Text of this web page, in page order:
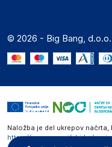
Marketplace za
Novosti
© 2026 - Big Bang, d.o.o.
Naložba je del ukrepov načrta,
https://www.gov.si/zbirke/